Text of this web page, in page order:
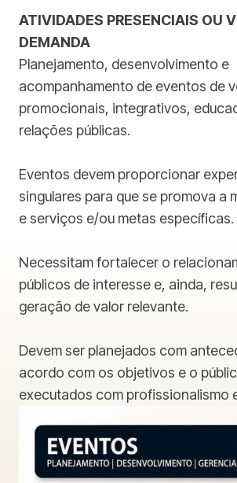
ATIVIDADES PRESENCIAIS OU
DEMANDA
Planejamento, desenvolvimento e
acompanhamento de eventos de
promocionais, integrativos,
relações públicas.
Eventos devem proporcionar
singulares para que se promova a
e serviços e/ou metas específicas.
Necessitam fortalecer o
públicos de interesse e, ainda,
geração de valor relevante.
Devem ser planejados com
acordo com os objetivos e o
executados com profissionalismo